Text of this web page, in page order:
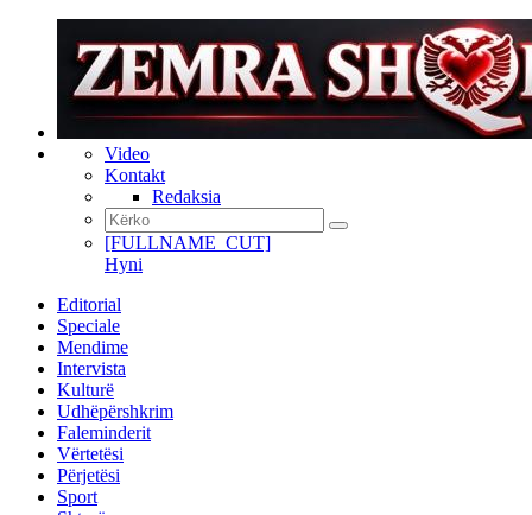
Video
Kontakt
Redaksia
[FULLNAME_CUT]
Hyni
Editorial
Speciale
Mendime
Intervista
Kulturë
Udhëpërshkrim
Faleminderit
Vërtetësi
Përjetësi
Sport